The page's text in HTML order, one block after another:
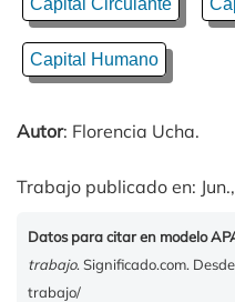
Capital Circulante
Capital Humano
Autor: Florencia Ucha.
Trabajo publicado en:
Datos para citar en modelo
trabajo. Significado.com.
trabajo/